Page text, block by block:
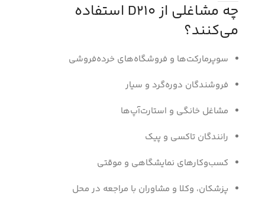
چه مشاغلی از D210 استفاده
می‌کنند؟
سوپرمارکت‌ها و فروشگاه‌های خرده‌فروشی
فروشندگان دوره‌گرد و سیار
مشاغل خانگی و استارت‌آپ‌ها
رانندگان تاکسی و پیک
کسب‌وکارهای نمایشگاهی و موقتی
پزشکان، وکلا و مشاوران با مراجعه در محل